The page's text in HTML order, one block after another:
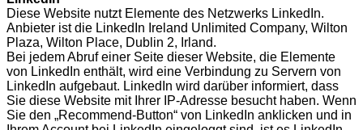
Diese Website nutzt Elemente des Netzwerks LinkedIn.
Anbieter ist die LinkedIn Ireland Unlimited Company, Wilton
Plaza, Wilton Place, Dublin 2, Irland.
Bei jedem Abruf einer Seite dieser Website, die Elemente
von LinkedIn enthält, wird eine Verbindung zu Servern von
LinkedIn aufgebaut. LinkedIn wird darüber informiert, dass
Sie diese Website mit Ihrer IP-Adresse besucht haben. Wenn
Sie den „Recommend-Button“ von LinkedIn anklicken und in